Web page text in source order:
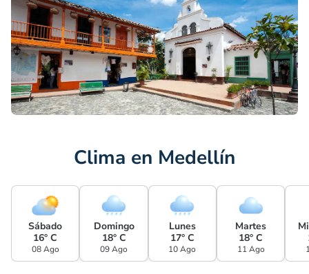
Clima en Medellín
Sábado
16° C
08 Ago
Domingo
18° C
09 Ago
Lunes
17° C
10 Ago
Martes
18° C
11 Ago